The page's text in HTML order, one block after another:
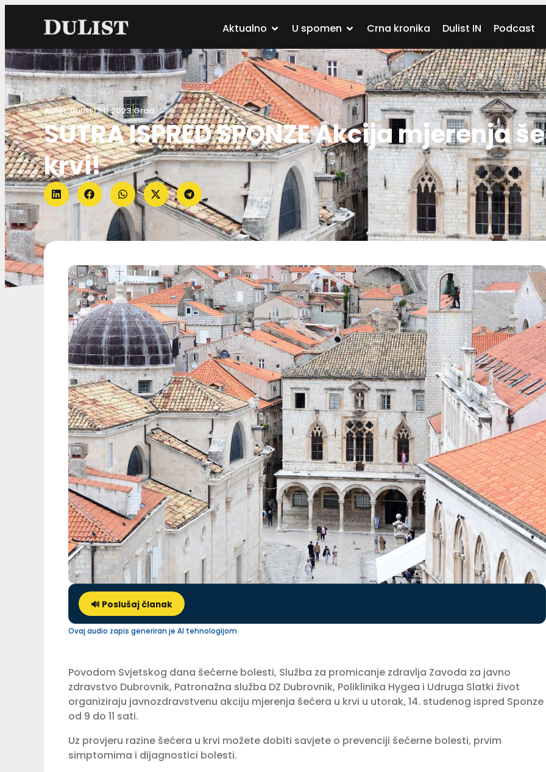
Aktualno U spomen Crna kronika Dulist IN Podcast
Autor:Dulist13.11.2023.Grad
SUTRA ISPRED SPONZE Akcija mjerenja
krvi!
🔊 Poslušaj članak
Ovaj audio zapis generiran je AI tehnologijom
Povodom Svjetskog dana šećerne bolesti, Služba za promicanje zdravlja Zavoda za javno
zdravstvo Dubrovnik, Patronažna služba DZ Dubrovnik, Poliklinika Hygea i Udruga Slatki život
organiziraju javnozdravstvenu akciju mjerenja šećera u krvi u utorak, 14. studenog ispred Sponze
od 9 do 11 sati.
Uz provjeru razine šećera u krvi možete dobiti savjete o prevenciji šećerne bolesti, prvim
simptomima i dijagnostici bolesti.